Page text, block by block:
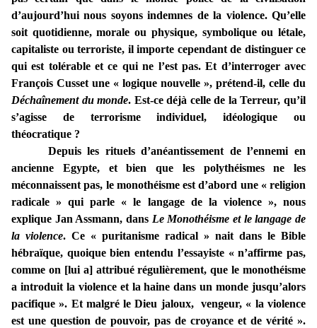
d’aujourd’hui nous soyons indemnes de la violence. Qu’elle
soit quotidienne, morale ou physique, symbolique ou létale,
capitaliste ou terroriste, il importe cependant de distinguer ce
qui est tolérable et ce qui ne l’est pas. Et d’interroger avec
François Cusset une « logique nouvelle », prétend-il, celle du
Déchaînement du monde. Est-ce déjà celle de la Terreur, qu’il
s’agisse de terrorisme individuel, idéologique ou
théocratique ?
Depuis les rituels d’anéantissement de l’ennemi en
ancienne Egypte, et bien que les polythéismes ne les
méconnaissent pas, le monothéisme est d’abord une « religion
radicale » qui parle « le langage de la violence », nous
explique Jan Assmann, dans Le Monothéisme et le langage de
la violence. Ce « puritanisme radical » nait dans le Bible
hébraïque, quoique bien entendu l’essayiste « n’affirme pas,
comme on [lui a] attribué régulièrement, que le monothéisme
a introduit la violence et la haine dans un monde jusqu’alors
pacifique ». Et malgré le Dieu jaloux, vengeur, « la violence
est une question de pouvoir, pas de croyance et de vérité ».